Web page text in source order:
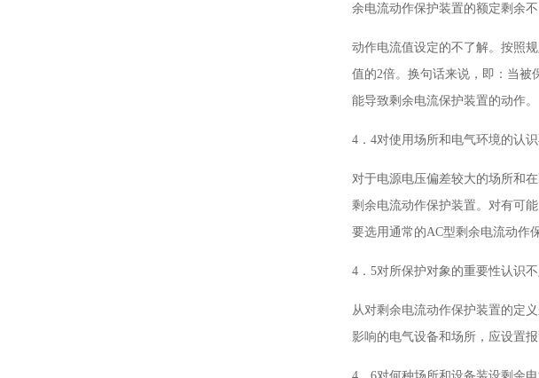
余电流动作保护装置的额定剩余不
动作电流值设定的不了解。按照
值的2倍。换句话来说，即：当被
能导致剩余电流保护装置的动作。
4．4对使用场所和电气环境的认
对于电源电压偏差较大的场所和
剩余电流动作保护装置。对有可
要选用通常的AC型剩余电流动作
4．5对所保护对象的重要性认识不
从对剩余电流动作保护装置的定
影响的电气设备和场所，应设置